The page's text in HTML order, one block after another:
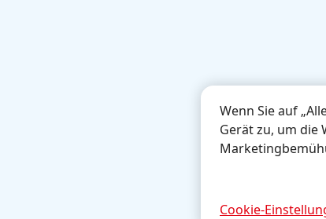
Wenn Sie auf
Gerät zu, um die
Cookie-